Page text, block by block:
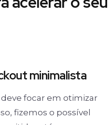
minimalista
focar em otimizar
fizemos o possível